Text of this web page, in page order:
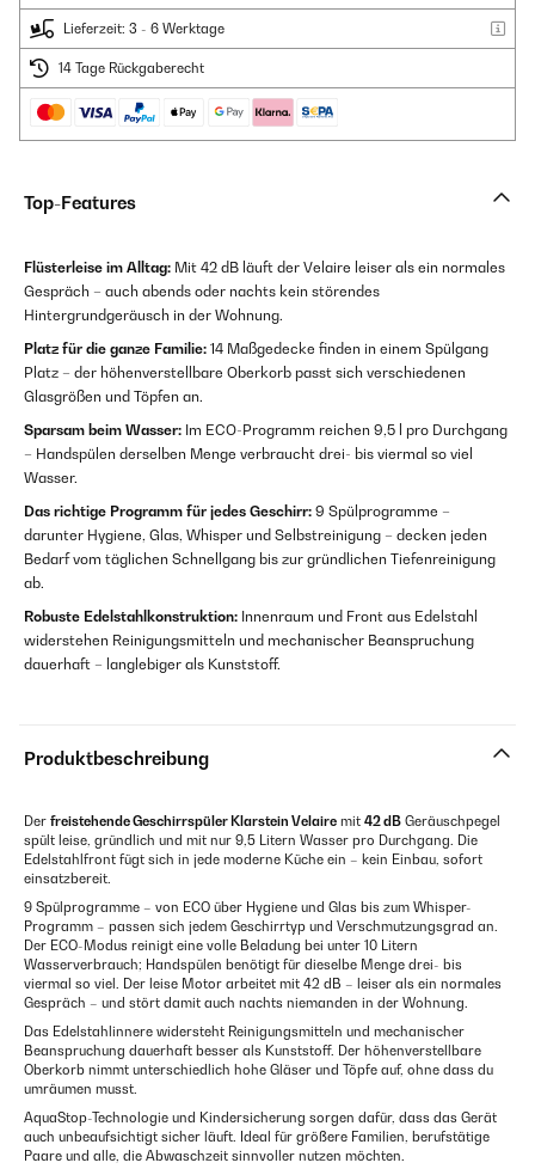
Lieferzeit: 3 - 6 Werktage
14 Tage Rückgaberecht
Top-Features
Flüsterleise im Alltag: Mit 42 dB läuft der Velaire leiser als ein normales
Gespräch – auch abends oder nachts kein störendes
Hintergrundgeräusch in der Wohnung.
Platz für die ganze Familie: 14 Maßgedecke finden in einem Spülgang
Platz – der höhenverstellbare Oberkorb passt sich verschiedenen
Glasgrößen und Töpfen an.
Sparsam beim Wasser: Im ECO-Programm reichen 9,5 l pro Durchgang
– Handspülen derselben Menge verbraucht drei- bis viermal so viel
Wasser.
Das richtige Programm für jedes Geschirr: 9 Spülprogramme –
darunter Hygiene, Glas, Whisper und Selbstreinigung – decken jeden
Bedarf vom täglichen Schnellgang bis zur gründlichen Tiefenreinigung
ab.
Robuste Edelstahlkonstruktion: Innenraum und Front aus Edelstahl
widerstehen Reinigungsmitteln und mechanischer Beanspruchung
dauerhaft – langlebiger als Kunststoff.
Produktbeschreibung
Der freistehende Geschirrspüler Klarstein Velaire mit 42 dB Geräuschpegel
spült leise, gründlich und mit nur 9,5 Litern Wasser pro Durchgang. Die
Edelstahlfront fügt sich in jede moderne Küche ein – kein Einbau, sofort
einsatzbereit.
9 Spülprogramme – von ECO über Hygiene und Glas bis zum Whisper-
Programm – passen sich jedem Geschirrtyp und Verschmutzungsgrad an.
Der ECO-Modus reinigt eine volle Beladung bei unter 10 Litern
Wasserverbrauch; Handspülen benötigt für dieselbe Menge drei- bis
viermal so viel. Der leise Motor arbeitet mit 42 dB – leiser als ein normales
Gespräch – und stört damit auch nachts niemanden in der Wohnung.
Das Edelstahlinnere widersteht Reinigungsmitteln und mechanischer
Beanspruchung dauerhaft besser als Kunststoff. Der höhenverstellbare
Oberkorb nimmt unterschiedlich hohe Gläser und Töpfe auf, ohne dass du
umräumen musst.
AquaStop-Technologie und Kindersicherung sorgen dafür, dass das Gerät
auch unbeaufsichtigt sicher läuft. Ideal für größere Familien, berufstätige
Paare und alle, die Abwaschzeit sinnvoller nutzen möchten.